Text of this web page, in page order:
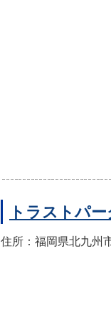
トラストパ
住所：福岡県北九州